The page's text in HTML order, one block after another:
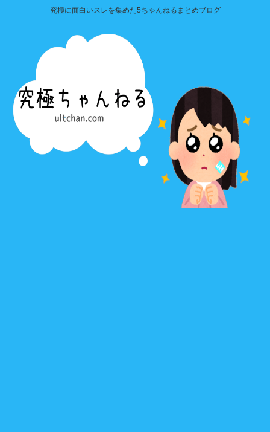
究極に面白いスレを集めた5ちゃんねるまとめブログ